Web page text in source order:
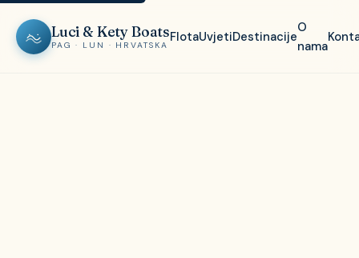
Luci & Kety Boats
PAG · LUN · HRVATSKA
FlotaUvjetiDestinacije
O
nama